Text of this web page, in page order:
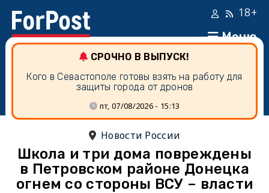
Меню
18+
СРОЧНО В ВЫПУСК!
Кого в Севастополе готовы взять на работу для
защиты города от дронов
пт, 07/08/2026 - 15:13
Новости России
Школа и три дома повреждены
в Петровском районе Донецка
огнем со стороны ВСУ – власти